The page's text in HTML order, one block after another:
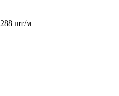
288 шт/м